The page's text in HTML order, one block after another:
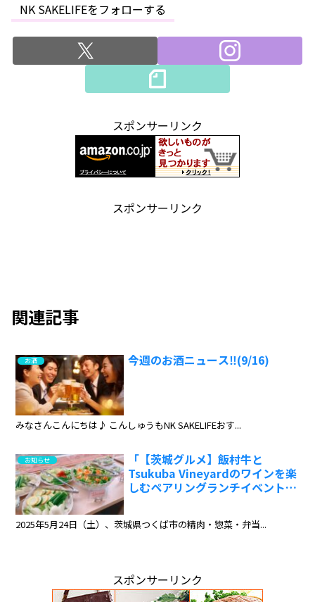
NK SAKELIFEをフォローする
スポンサーリンク
スポンサーリンク
関連記事
お酒 今週のお酒ニュース‼️(9/16)
みなさんこんにちは♪ こんしゅうもNK SAKELIFEおす...
お知らせ
「【茨城グルメ】飯村牛と
Tsukuba Vineyardのワインを楽
しむペアリングランチイベント
2025年5月24日（土）、茨城県つくば市の精肉・惣菜・弁当...
スポンサーリンク